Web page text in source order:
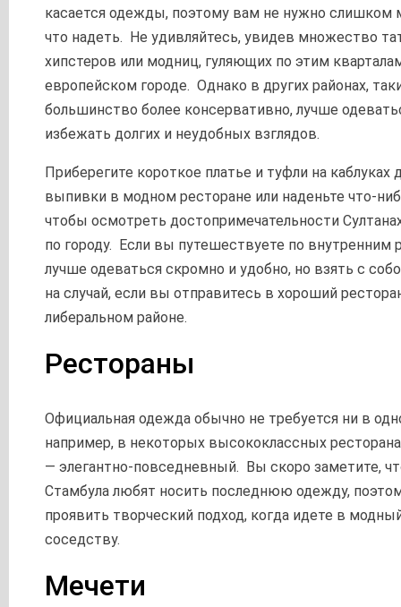
касается одежды, поэтому вам не нужно слишком
что надеть. Не удивляйтесь, увидев множество
хипстеров или модниц, гуляющих по этим
европейском городе. Однако в других районах,
большинство более консервативно, лучше
избежать долгих и неудобных взглядов.
Приберегите короткое платье и туфли на каблуках
выпивки в модном ресторане или наденьте что-
чтобы осмотреть достопримечательности
по городу. Если вы путешествуете по внутренним
​​лучше одеваться скромно и удобно, но взять с
на случай, если вы отправитесь в хороший
либеральном районе.
Рестораны
Официальная одежда обычно не требуется ни в
например, в некоторых высококлассных
— элегантно-повседневный. Вы скоро заметите,
Стамбула любят носить последнюю одежду,
проявить творческий подход, когда идете в
соседству.
Мечети